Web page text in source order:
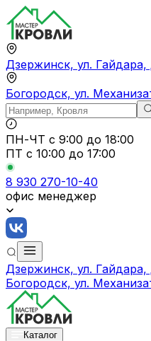
Дзержинск, ул. Гайдара,
Богородск, ул.
ПН-ЧТ с 9:00 до 18:00
ПТ с 10:00 до 17:00
8 930 270-10-40
офис менеджер
Дзержинск, ул. Гайдара,
Богородск, ул.
Каталог